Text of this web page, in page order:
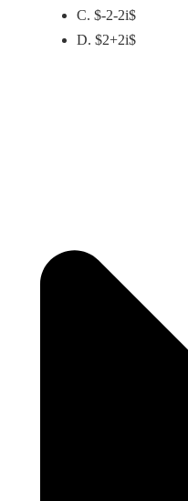
C. $-2-2i$
D. $2+2i$